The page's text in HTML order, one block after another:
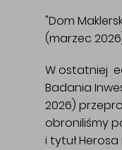
"Dom
(marzec
W ostatniej
Badania
2026)
obroniliśmy
i tytuł